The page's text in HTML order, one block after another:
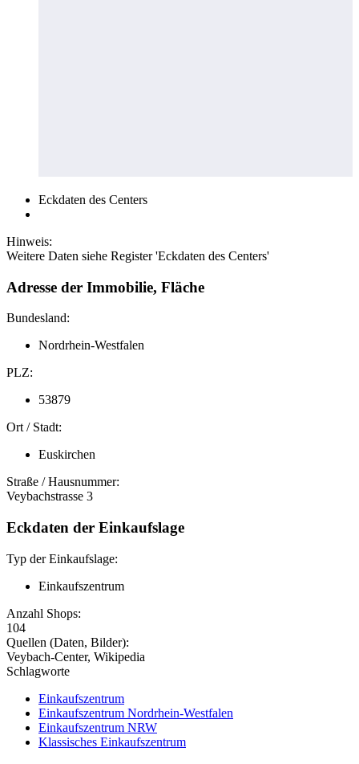
Eckdaten des Centers
Hinweis:
Weitere Daten siehe Register 'Eckdaten des Centers'
Adresse der Immobilie, Fläche
Bundesland:
Nordrhein-Westfalen
PLZ:
53879
Ort / Stadt:
Euskirchen
Straße / Hausnummer:
Veybachstrasse 3
Eckdaten der Einkaufslage
Typ der Einkaufslage:
Einkaufszentrum
Anzahl Shops:
104
Quellen (Daten, Bilder):
Veybach-Center, Wikipedia
Schlagworte
Einkaufszentrum
Einkaufszentrum Nordrhein-Westfalen
Einkaufszentrum NRW
Klassisches Einkaufszentrum